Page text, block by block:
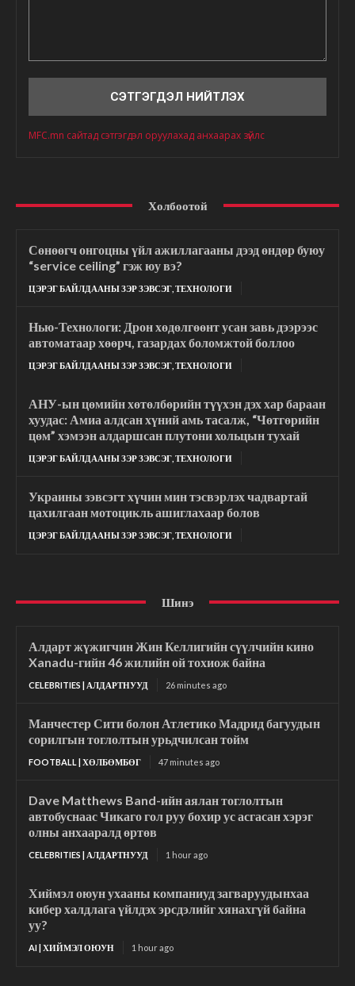
MFC.mn сайтад сэтгэгдэл оруулахад анхаарах зүйлс
Холбоотой
Сөнөөгч онгоцны үйл ажиллагааны дээд өндөр буюу
“service ceiling” гэж юу вэ?
ЦЭРЭГ БАЙЛДААНЫ ЗЭР ЗЭВСЭГ, ТЕХНОЛОГИ
Нью-Технологи: Дрон хөдөлгөөнт усан завь дээрээс
автоматаар хөөрч, газардах боломжтой боллоо
ЦЭРЭГ БАЙЛДААНЫ ЗЭР ЗЭВСЭГ, ТЕХНОЛОГИ
АНУ-ын цөмийн хөтөлбөрийн түүхэн дэх хар бараан
хуудас: Амиа алдсан хүний ​​амь тасалж, “Чөтгөрийн
цөм” хэмээн алдаршсан плутони хольцын тухай
ЦЭРЭГ БАЙЛДААНЫ ЗЭР ЗЭВСЭГ, ТЕХНОЛОГИ
Украины зэвсэгт хүчин мин тэсвэрлэх чадвартай
цахилгаан мотоцикль ашиглахаар болов
ЦЭРЭГ БАЙЛДААНЫ ЗЭР ЗЭВСЭГ, ТЕХНОЛОГИ
Шинэ
Алдарт жүжигчин Жин Келлигийн сүүлчийн кино
Xanadu-гийн 46 жилийн ой тохиож байна
CELEBRITIES | АЛДАРТНУУД 26 minutes ago
Манчестер Сити болон Атлетико Мадрид багуудын
сорилгын тоглолтын урьдчилсан тойм
FOOTBALL | ХӨЛБӨМБӨГ 47 minutes ago
Dave Matthews Band-ийн аялан тоглолтын
автобуснаас Чикаго гол руу бохир ус асгасан хэрэг
олны анхааралд өртөв
CELEBRITIES | АЛДАРТНУУД 1 hour ago
Хиймэл оюун ухааны компаниуд загваруудынхаа
кибер халдлага үйлдэх эрсдэлийг хянахгүй байна
уу?
AI | ХИЙМЭЛ ОЮУН 1 hour ago